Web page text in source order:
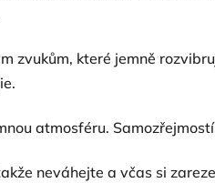
zvukům, které jemně
atmosféru.
neváhejte a včas si